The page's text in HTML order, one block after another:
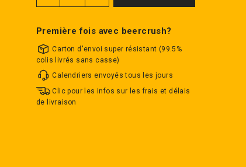
Première fois avec beercrush?
Carton d'envoi super résistant (99.5%
colis livrés sans casse)
Calendriers envoyés tous les jours
Clic pour les infos sur les frais et délais
de livraison